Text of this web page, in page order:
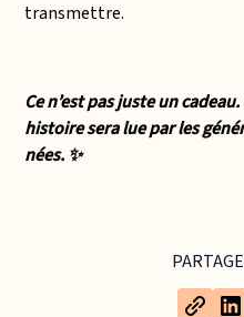
transmettre.
Ce n’est pas juste un
histoire sera lue par les
nées. ✨